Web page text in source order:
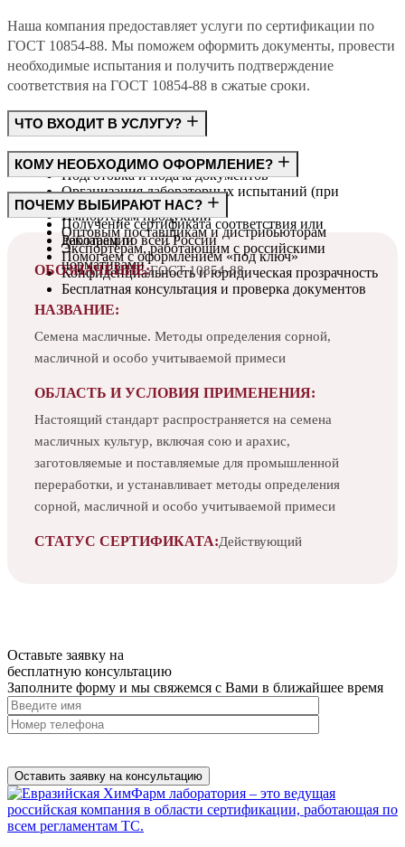
Наша компания предоставляет услуги по сертификации по
ГОСТ 10854-88. Мы поможем оформить документы, провести
необходимые испытания и получить подтверждение
соответствия на ГОСТ 10854-88 в сжатые сроки.
ЧТО ВХОДИТ В УСЛУГУ?
Консультация по требованиям ГОСТ
Подготовка и подача документов
Организация лабораторных испытаний (при
необходимости)
Получение сертификата соответствия или
декларации
КОМУ НЕОБХОДИМО ОФОРМЛЕНИЕ?
Производителям
Импортёрам продукции
Оптовым поставщикам и дистрибьюторам
Экспортёрам, работающим с российскими
нормативами
ПОЧЕМУ ВЫБИРАЮТ НАС?
Работаем по всей России
Помогаем с оформлением «под ключ»
Конфиденциальность и юридическая прозрачность
Бесплатная консультация и проверка документов
ОБОЗНАЧЕНИЕ:ГОСТ 10854-88
НАЗВАНИЕ:
Семена масличные. Методы определения сорной,
масличной и особо учитываемой примеси
ОБЛАСТЬ И УСЛОВИЯ ПРИМЕНЕНИЯ:
Настоящий стандарт распространяется на семена
масличных культур, включая сою и арахис,
заготовляемые и поставляемые для промышленной
переработки, и устанавливает методы определения
сорной, масличной и особо учитываемой примеси
СТАТУС СЕРТИФИКАТА:Действующий
Оставьте заявку на
бесплатную консультацию
Заполните форму и мы свяжемся с Вами в ближайшее время